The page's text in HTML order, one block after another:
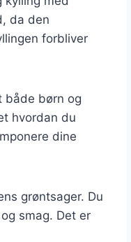
da den
forbliver
både børn og
hvordan du
dine
grøntsager. Du
smag. Det er